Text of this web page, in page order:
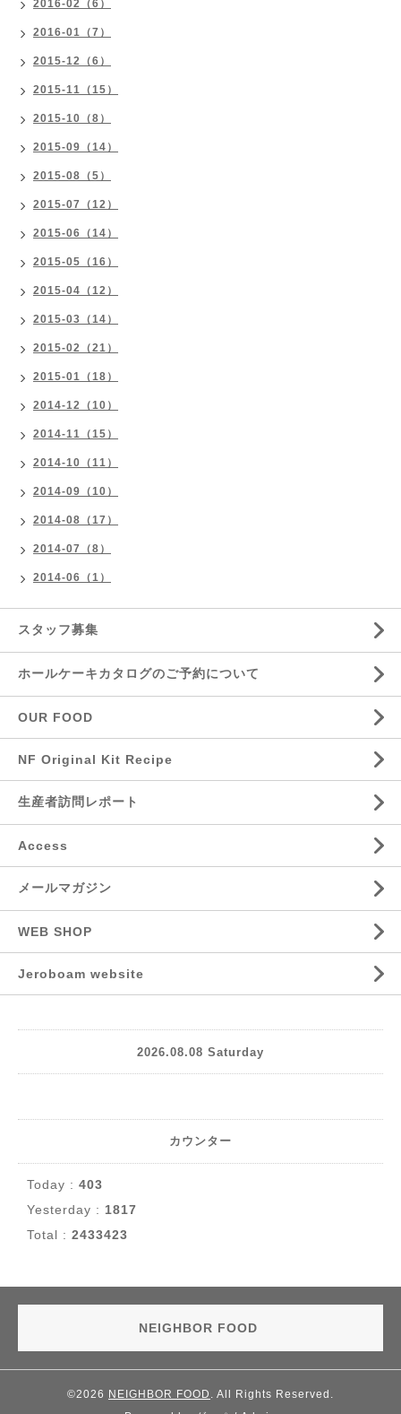
2016-02（6）
2016-01（7）
2015-12（6）
2015-11（15）
2015-10（8）
2015-09（14）
2015-08（5）
2015-07（12）
2015-06（14）
2015-05（16）
2015-04（12）
2015-03（14）
2015-02（21）
2015-01（18）
2014-12（10）
2014-11（15）
2014-10（11）
2014-09（10）
2014-08（17）
2014-07（8）
2014-06（1）
スタッフ募集
ホールケーキカタログのご予約について
OUR FOOD
NF Original Kit Recipe
生産者訪問レポート
Access
メールマガジン
WEB SHOP
Jeroboam website
2026.08.08 Saturday
カウンター
Today : 403
Yesterday : 1817
Total : 2433423
NEIGHBOR FOOD
©2026 NEIGHBOR FOOD . All Rights Reserved.